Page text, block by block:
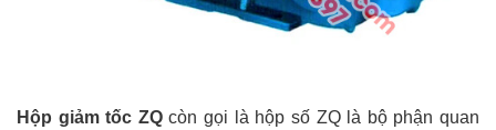
Hộp giảm tốc ZQcòn gọi là hộp số ZQ là bộ phận quan